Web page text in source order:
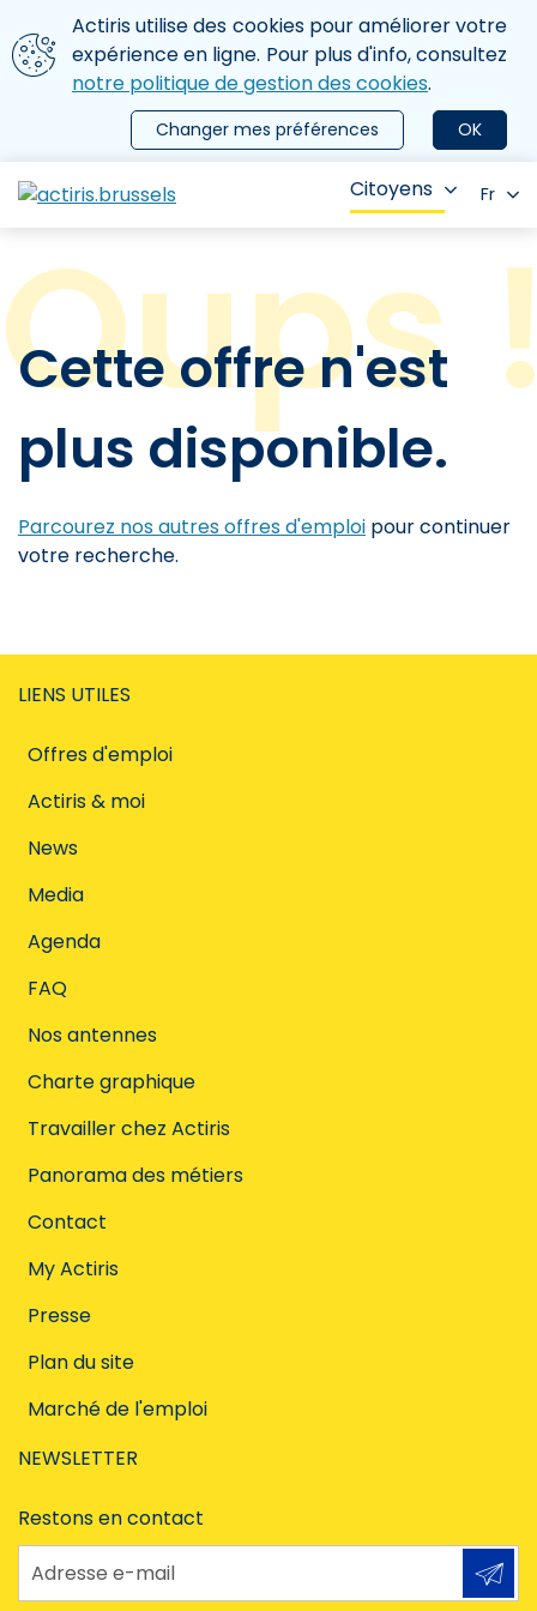
Aller au contenu principal
Nous utilisons des cookies
Actiris utilise des cookies pour améliorer votre
expérience en ligne. Pour plus d'info, consultez
notre politique de gestion des cookies.
OK
Changer mes préférences
le menu
Citoyens Fr
Cette offre n'est
plus disponible.
Parcourez nos autres offres d'emploi pour continuer
votre recherche.
LIENS UTILES
Offres d'emploi
Actiris & moi
News
Media
Agenda
FAQ
Nos antennes
Charte graphique
Travailler chez Actiris
Panorama des métiers
Contact
My Actiris
Presse
Plan du site
Marché de l'emploi
NEWSLETTER
Restons en contact
Adresse e-mail